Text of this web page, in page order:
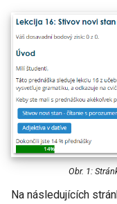
d
Uživatelské role
Záloha a obnova
Pravda/nepravda
Přiřazování
Výběr z možných
Výběr chybějících slov
Obr. 1:
Na následujících